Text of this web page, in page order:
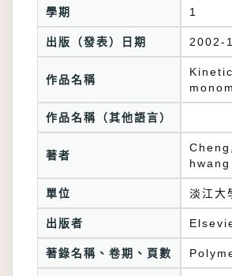
學期 1
出版（發表）日期 2002-
作品名稱
作品名稱（其他語言）
著者
hwang
單位 淡江大
出版者
著錄名稱、卷期、頁數